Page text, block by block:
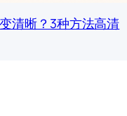
清晰？3种方法高清